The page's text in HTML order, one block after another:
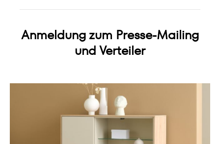
Anmeldung zum Presse-Mailing
und Verteiler